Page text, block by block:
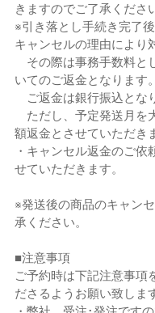
きますのでご了承くださ
※引き落とし手続き完了
キャンセルの理由により
その際は事務手数料と
いてのご返金となります。
ご返金は銀行振込とな
ただし、予定発送月を
額返金とさせていただき
・キャンセル返金のご依
せていただきます。
※発送後の商品のキャン
承ください。
■注意事項
ご予約時は下記注意事項
ださるようお願い致しま